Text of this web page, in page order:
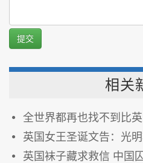
提交
相关
全世界都再也找不到比英
英国女王圣诞文告：光
英国袜子藏求救信 中国